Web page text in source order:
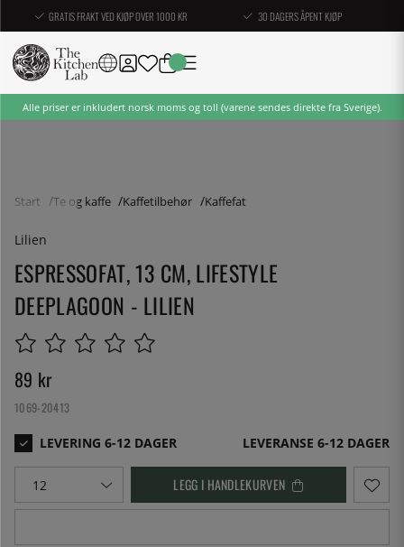
GRATIS FRAKT VED KJØP OVER 1000 KR 30 DAGERS ÅPENT KJØP
Alle priser er inkludert norsk moms og toll (varene sendes direkte fra Sverige).
Start Te og kaffe Kaffetilbehør Kaffefat
Lilien
ESPRESSOFAT, 13 CM, LIFESTYLE
DEEPLAGOON - LILIEN
89 kr
1069-20413
LEVERANSE 6-12 DAGER
LEGG I HANDLEKURVEN